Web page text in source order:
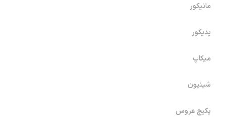
مانیکور
پدیکور
میکاپ
شینیون
پکیج عروس